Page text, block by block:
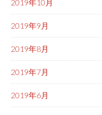
2019年10月
2019年9月
2019年8月
2019年7月
2019年6月